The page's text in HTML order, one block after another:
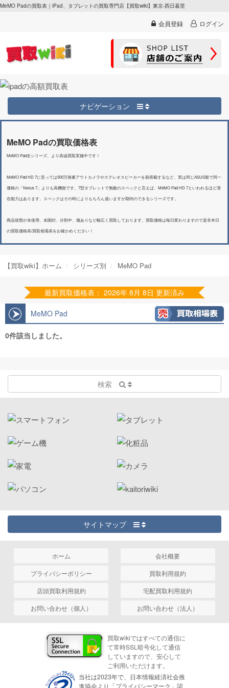
MeMO Padの買取表｜iPad、タブレットの買取専門店【買取wiki】東京-西日暮里
会員登録 ログイン
ナビゲーション
MeMO Padの買取価格表
MeMO Pad全シリーズ、より高値買取実施中です！
MeMO Pad HD 7に至っては500万画素アウトカメラやステレオスピーカーを新搭載するなど、実は同じASUS製で同一
価格の「Nexus 7」よりも高機能です。7型タブレットで無敵のスペックと言えば、MeMO Pad HD 7といわれるほど潜
在能力はあります。スペックはその時によりもちろん違いますが期待のできるシリーズです。
商品状態が未使用、未開封、分割中、傷ありなど幅広く買取しております。買取価格は毎日変わりますので是非本日
の買取価格表/買取相場表をお確かめください！
【買取wiki】ホーム シリーズ別 MeMO Pad
最新買取価格表： 2026年 8月 8日 更新済み
MeMO Pad
0件該当しました。
検索
サイトマップ
ホーム
会社概要
プライバシーポリシー
買取利用規約
店頭買取利用規約
宅配買取利用規約
お問い合わせ（個人）
お問い合わせ（法人）
買取wikiではすべての通信に
て常時SSL暗号化して通信
していますので、安心して
ご利用いただけます。
当社は2023年で、日本情報経済社会推
進協会より「プライバシーマーク」認